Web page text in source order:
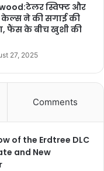
स्विफ्ट और
केल्स ने की सगाई की
फैंस के बीच खुशी की
27, 2025
Comments
of the Erdtree DLC
and New